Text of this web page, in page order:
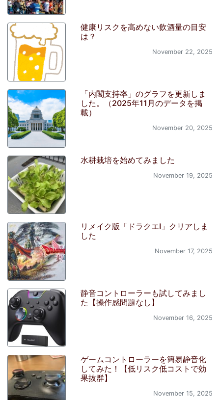
健康リスクを高めない飲酒量の目安
は？
November 22, 2025
「内閣支持率」のグラフを更新しま
した。（2025年11月のデータを掲
載）
November 20, 2025
水耕栽培を始めてみました
November 19, 2025
リメイク版「ドラクエI」クリアしま
した
November 17, 2025
静音コントローラーも試してみまし
た【操作感問題なし】
November 16, 2025
ゲームコントローラーを簡易静音化
してみた！【低リスク低コストで効
果抜群】
November 15, 2025